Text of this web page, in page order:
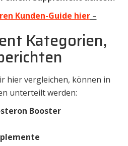
Kunden-Guide hier–
Kategorien,
hier vergleichen, können in
unterteilt werden:
Booster